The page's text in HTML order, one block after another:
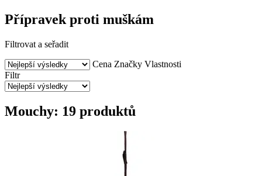
Přípravek proti muškám
Filtrovat a seřadit
Cena Značky Vlastnosti
Filtr
Mouchy: 19 produktů